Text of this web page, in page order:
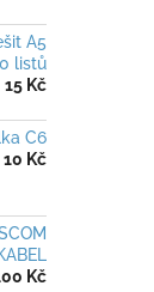
A5
listů
15 Kč
C6
10 Kč
Kč